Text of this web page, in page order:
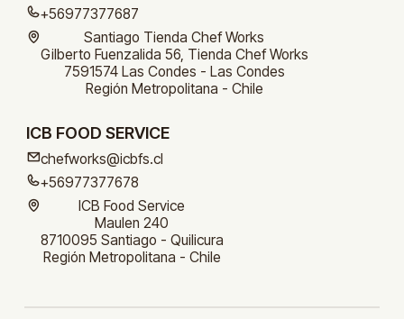
+56977377687
Santiago Tienda Chef Works
Gilberto Fuenzalida 56, Tienda Chef Works
7591574 Las Condes - Las Condes
Región Metropolitana - Chile
ICB FOOD SERVICE
chefworks@icbfs.cl
+56977377678
ICB Food Service
Maulen 240
8710095 Santiago - Quilicura
Región Metropolitana - Chile